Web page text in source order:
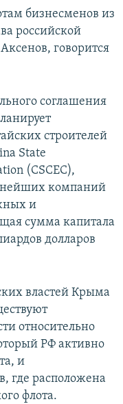
бизнесменов из
российской
говорится
соглашения
строителей
State
(CSCEC),
компаний
и
сумма капитала
долларов
властей Крыма
относительно
РФ активно
и
где расположена
флота.